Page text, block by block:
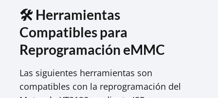
🛠️ Herramientas
Compatibles para
Reprogramación eMMC
Las siguientes herramientas son
compatibles con la reprogramación del